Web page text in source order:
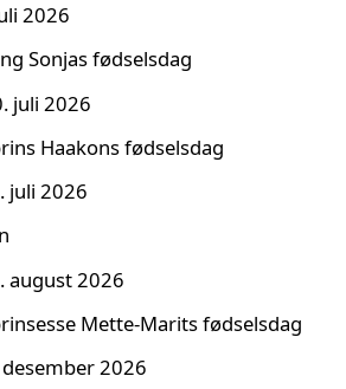
2026
Sonjas fødselsdag
juli 2026
Haakons fødselsdag
juli 2026
august 2026
Mette-Marits fødselsdag
2026